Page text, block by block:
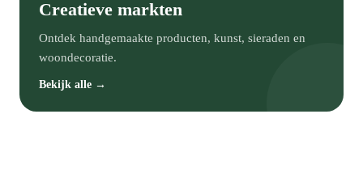
Creatieve markten
Ontdek handgemaakte producten, kunst, sieraden en
woondecoratie.
Bekijk alle →